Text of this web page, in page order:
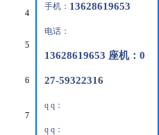
89-8)
66-7)
4 4-叔丁基甲苯
5
2,5-二甲基-4-甲氧
基-3(2h)-呋喃酮
6
7
(s)-1-叔丁氧羰基-3-
手机： 13628619653
电话：
13628619653 座机：0
27-59322316
q q：
q q：